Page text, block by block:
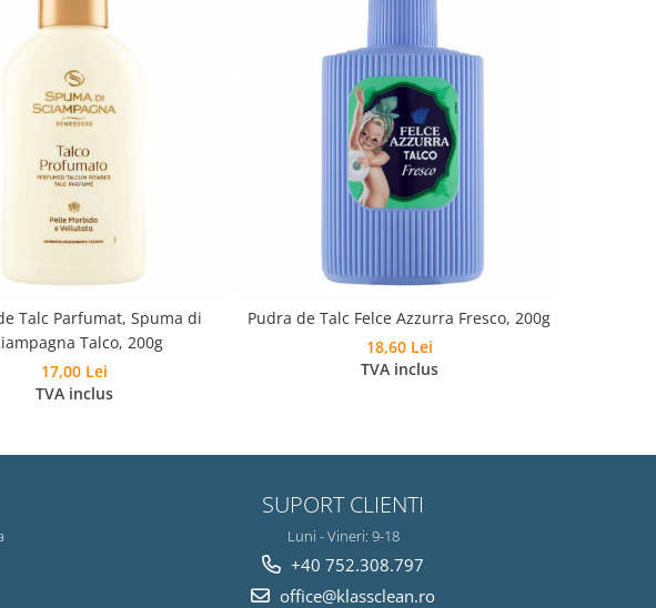
Talc Parfumat, Spuma di
Talco, 200g
17,00 Lei
TVA inclus
Pudra de Talc Felce Azzurra Fresco, 200g
18,60 Lei
TVA inclus
SUPORT CLIENTI
Luni - Vineri: 9-18
+40 752.308.797
office@klassclean.ro